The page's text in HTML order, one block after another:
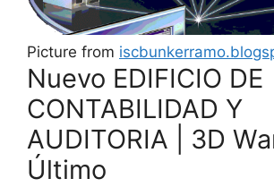
Picture from
Nuevo EDIFICIO DE
CONTABILIDAD Y
AUDITORIA | 3D
Último